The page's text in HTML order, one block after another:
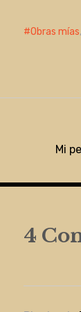
Obras mías,
Mi
4